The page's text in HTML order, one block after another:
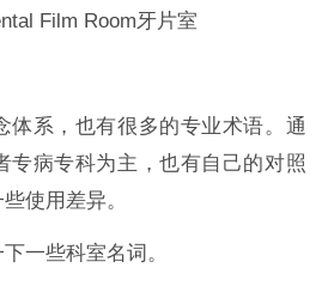
Film Room牙片室
体系，也有很多的专业术语。通
专病专科为主，也有自己的对照
使用差异。
一些科室名词。